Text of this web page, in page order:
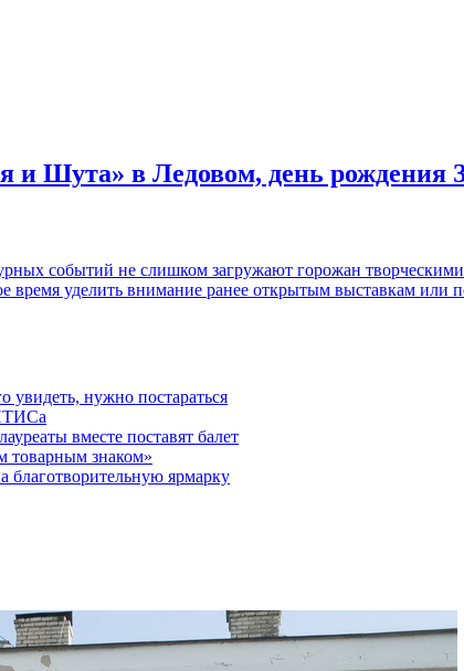
и Шута» в Ледовом, день рождения
событий не слишком загружают горожан
уделить внимание ранее открытым выставкам или
увидеть, нужно постараться
вместе поставят балет
товарным знаком»
ярмарку